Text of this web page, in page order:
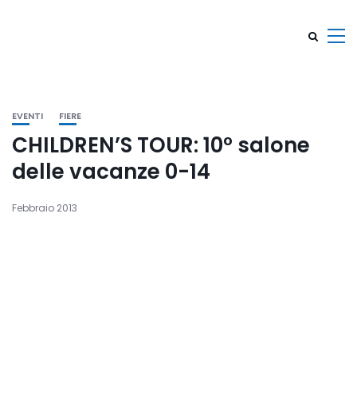
EVENTI FIERE
CHILDREN’S TOUR: 10° salone
delle vacanze 0-14
Febbraio 2013